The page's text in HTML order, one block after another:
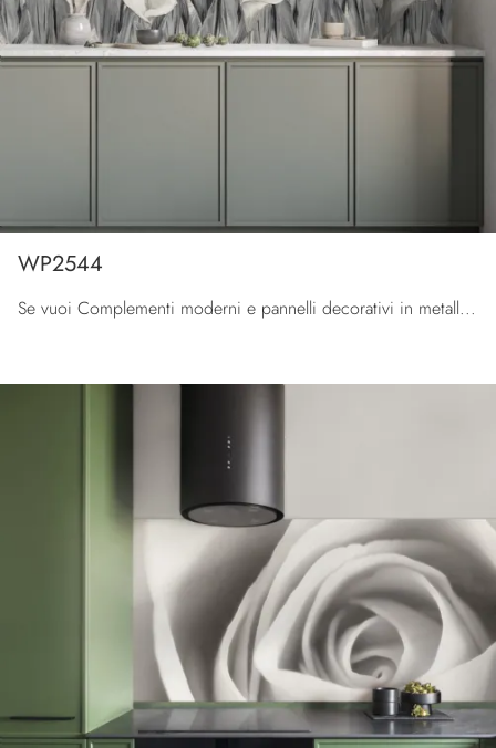
WP2544
Se vuoi Complementi moderni e pannelli decorativi in metallo scopri di più sul modello WP2544 del marchio Pintdecor Wallpanel.